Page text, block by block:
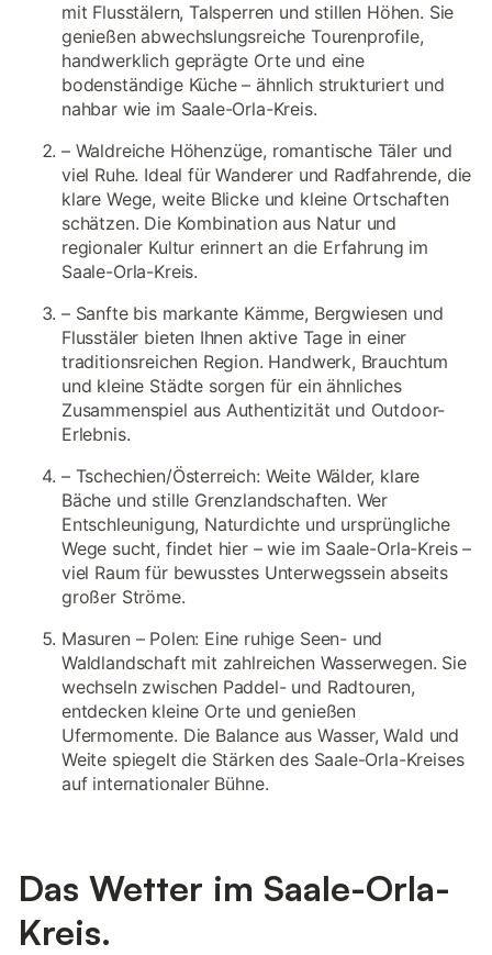
mit Flusstälern, Talsperren und stillen Höhen. Sie
genießen abwechslungsreiche Tourenprofile,
handwerklich geprägte Orte und eine
bodenständige Küche – ähnlich strukturiert und
nahbar wie im Saale-Orla-Kreis.
– Waldreiche Höhenzüge, romantische Täler und
viel Ruhe. Ideal für Wanderer und Radfahrende, die
klare Wege, weite Blicke und kleine Ortschaften
schätzen. Die Kombination aus Natur und
regionaler Kultur erinnert an die Erfahrung im
Saale-Orla-Kreis.
– Sanfte bis markante Kämme, Bergwiesen und
Flusstäler bieten Ihnen aktive Tage in einer
traditionsreichen Region. Handwerk, Brauchtum
und kleine Städte sorgen für ein ähnliches
Zusammenspiel aus Authentizität und Outdoor-
Erlebnis.
– Tschechien/Österreich: Weite Wälder, klare
Bäche und stille Grenzlandschaften. Wer
Entschleunigung, Naturdichte und ursprüngliche
Wege sucht, findet hier – wie im Saale-Orla-Kreis –
viel Raum für bewusstes Unterwegssein abseits
großer Ströme.
Masuren – Polen: Eine ruhige Seen- und
Waldlandschaft mit zahlreichen Wasserwegen. Sie
wechseln zwischen Paddel- und Radtouren,
entdecken kleine Orte und genießen
Ufermomente. Die Balance aus Wasser, Wald und
Weite spiegelt die Stärken des Saale-Orla-Kreises
auf internationaler Bühne.
Das Wetter im Saale-Orla-
Kreis.